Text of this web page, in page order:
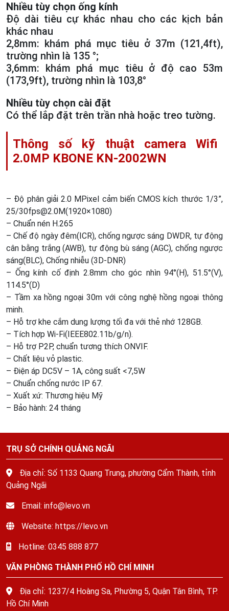
Nhiều tùy chọn ống kính
Độ dài tiêu cự khác nhau cho các kịch bản
khác nhau
2,8mm: khám phá mục tiêu ở 37m (121,4ft),
trường nhìn là 135 °;
3,6mm: khám phá mục tiêu ở độ cao 53m
(173,9ft), trường nhìn là 103,8°
Nhiều tùy chọn cài đặt
Có thể lắp đặt trên trần nhà hoặc treo tường.
Thông số kỹ thuật camera Wifi
2.0MP KBONE KN-2002WN
– Độ phân giải 2.0 MPixel cảm biến CMOS kích thước 1/3”,
25/30fps@2.0M(1920×1080)
– Chuẩn nén H.265
– Chế độ ngày đêm(ICR), chống ngược sáng DWDR, tự động
cân bằng trắng (AWB), tự động bù sáng (AGC), chống ngược
sáng(BLC), Chống nhiễu (3D-DNR)
– Ống kính cố định 2.8mm cho góc nhìn 94°(H), 51.5°(V),
114.5°(D)
– Tầm xa hồng ngoại 30m với công nghệ hồng ngoại thông
minh.
– Hỗ trợ khe cắm dung lượng tối đa với thẻ nhớ 128GB.
– Tích hợp Wi-Fi(IEEE802.11b/g/n).
– Hỗ trợ P2P, chuẩn tương thích ONVIF.
– Chất liệu vỏ plastic.
– Điện áp DC5V – 1A, công suất <7,5W
– Chuẩn chống nước IP 67.
– Xuất xứ: Thương hiệu Mỹ
– Bảo hành: 24 tháng
TRỤ SỞ CHÍNH QUẢNG NGÃI
Địa chỉ: Số 1133 Quang Trung, phường Cẩm Thành, tỉnh
Quảng Ngãi
Email: info@levo.vn
Website: https://levo.vn
Hotline: 0345 888 877
VĂN PHÒNG THÀNH PHỐ HỒ CHÍ MINH
Địa chỉ: 1237/4 Hoàng Sa, Phường 5, Quận Tân Bình, TP.
Hồ Chí Minh